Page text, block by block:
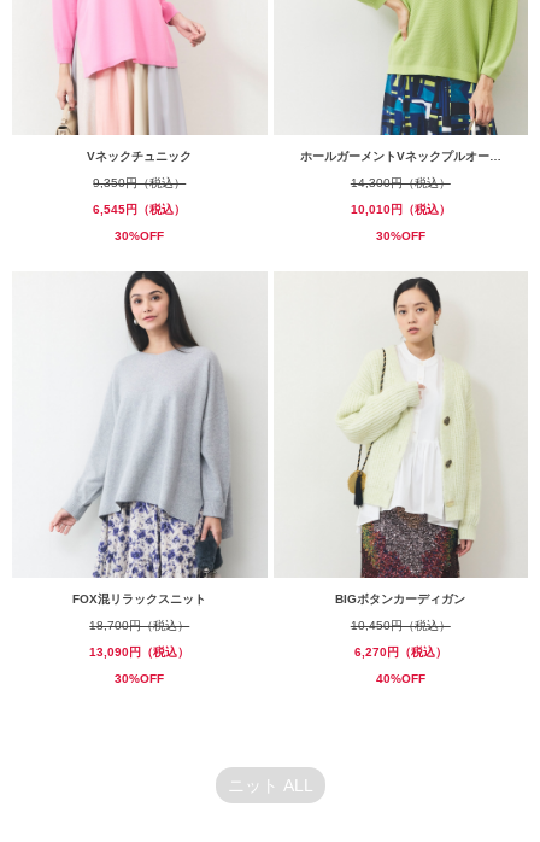
Vネックチュニック
9,350円（税込）
6,545円（税込）
30%OFF
ホールガーメントVネックプルオー…
14,300円（税込）
10,010円（税込）
30%OFF
FOX混リラックスニット
18,700円（税込）
13,090円（税込）
30%OFF
BIGボタンカーディガン
10,450円（税込）
6,270円（税込）
40%OFF
ニット ALL